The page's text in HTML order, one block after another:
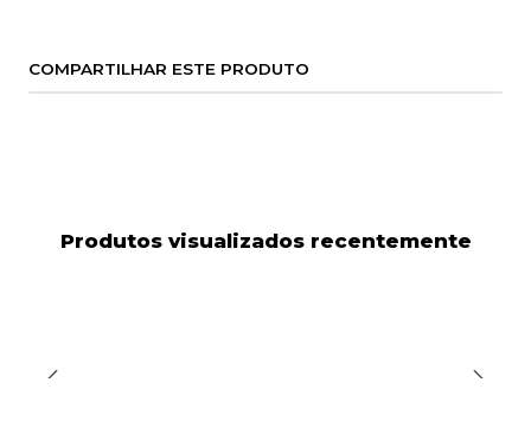
COMPARTILHAR ESTE PRODUTO
Produtos visualizados recentemente